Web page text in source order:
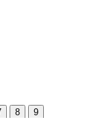
8 9